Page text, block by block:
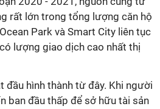
rất lớn trong tổng lượng căn hộ
Park và Smart City liên tục
lượng giao dịch cao nhất thị
đầu hình thành từ đây. Khi người
ban đầu thấp để sở hữu tài sản